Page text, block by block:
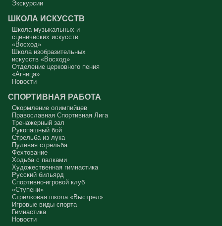
дни для приготовления не только к Пасхе, а к Небесному Царству!
Это цель жизни. Я об этом забыл, я туда хочу, но я забыл. И я
сначала увидеть в себе этого урода, а потом начать с ним борьбу.
Аминь.
Протоиерей Андрей Алексеев
Экскурсии
ШКОЛА ИСКУССТВ
Школа музыкальных и
сценических искусств
«Восход»
Школа изобразительных
искусств «Восход»
Отделение церковного пения
«Агница»
Новости
СПОРТИВНАЯ РАБОТА
Окормление олимпийцев
Православная Спортивная Лига
Тренажерный зал
Рукопашный бой
Стрельба из лука
Пулевая стрельба
Фехтование
Ходьба с палками
Художественная гимнастика
Русский бильярд
Спортивно-игровой клуб
«Ступени»
Стрелковая школа «Выстрел»
Игровые виды спорта
Гимнастика
Новости